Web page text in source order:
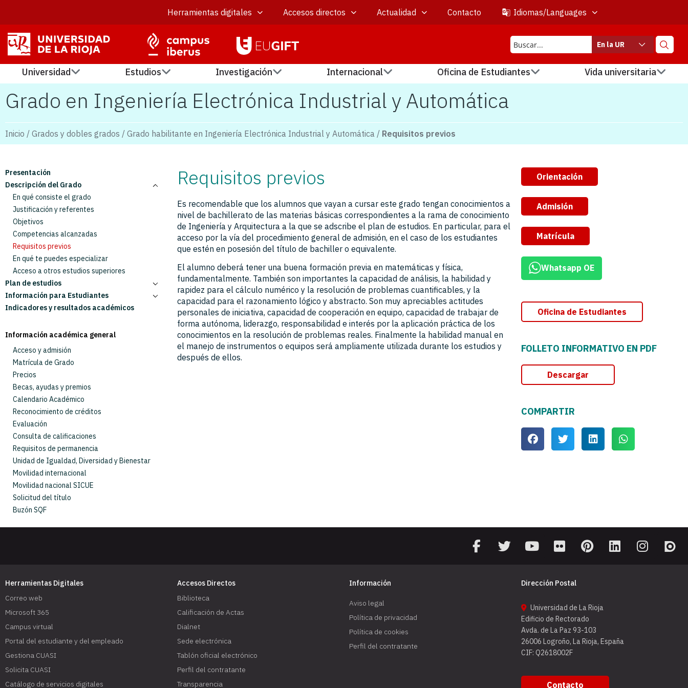
Herramientas digitales Accesos directos Actualidad Contacto Idiomas/Languages
En la UR
Universidad Estudios Investigación Internacional Oficina de Estudiantes Vida universitaria
Grado en Ingeniería Electrónica Industrial y Automática
Inicio / Grados y dobles grados / Grado habilitante en Ingeniería Electrónica Industrial y Automática / Requisitos previos
Presentación
Descripción del Grado
En qué consiste el grado
Justificación y referentes
Objetivos
Competencias alcanzadas
Requisitos previos
En qué te puedes especializar
Acceso a otros estudios superiores
Plan de estudios
Responsables académicos
Estructura e Itinerarios
Curso 2026-2027
Curso 2025-2026
Curso 2024-2025
SAIC Seguimiento del título e indicadores
Documentación oficial del título
Calendario de implantación
Información para Estudiantes
Estudiantes con necesidades especiales
Tutorías académicas
Prácticas Externas
Normativa académica
Indicadores y resultados académicos
Información académica general
Acceso y admisión
Matrícula de Grado
Precios
Becas, ayudas y premios
Calendario Académico
Reconocimiento de créditos
Evaluación
Consulta de calificaciones
Requisitos de permanencia
Unidad de Igualdad, Diversidad y Bienestar
Movilidad internacional
Movilidad nacional SICUE
Solicitud del título
Buzón SQF
Requisitos previos
Es recomendable que los alumnos que vayan a cursar este grado tengan conocimientos a
nivel de bachillerato de las materias básicas correspondientes a la rama de conocimiento
de Ingeniería y Arquitectura a la que se adscribe el plan de estudios. En particular, para el
acceso por la vía del procedimiento general de admisión, en el caso de los estudiantes
que estén en posesión del título de bachiller o equivalente.
El alumno deberá tener una buena formación previa en matemáticas y física,
fundamentalmente. También son importantes la capacidad de análisis, la habilidad y
rapidez para el cálculo numérico y la resolución de problemas cuantificables, y la
capacidad para el razonamiento lógico y abstracto. Son muy apreciables actitudes
personales de iniciativa, capacidad de cooperación en equipo, capacidad de trabajar de
forma autónoma, liderazgo, responsabilidad e interés por la aplicación práctica de los
conocimientos en la resolución de problemas reales. Finalmente la habilidad manual en
el manejo de instrumentos o equipos será ampliamente utilizada durante los estudios y
después de ellos.
Orientación
Admisión
Matrícula
Whatsapp OE
Oficina de Estudiantes
FOLLETO INFORMATIVO EN PDF
Descargar
COMPARTIR
Herramientas Digitales
Correo web
Microsoft 365
Campus virtual
Portal del estudiante y del empleado
Gestiona CUASI
Solicita CUASI
Catálogo de servicios digitales
Accesos Directos
Biblioteca
Calificación de Actas
Dialnet
Sede electrónica
Tablón oficial electrónico
Perfil del contratante
Transparencia
Información
Aviso legal
Política de privacidad
Política de cookies
Perfil del contratante
Dirección Postal
Universidad de La Rioja
Edificio de Rectorado
Avda. de La Paz 93-103
26006 Logroño, La Rioja, España
CIF: Q2618002F
Contacto